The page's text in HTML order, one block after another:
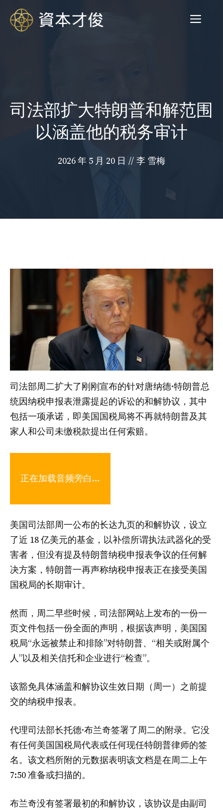
菜
司法部扩大特朗普和解范围
以涵盖他的税务审计
2026 年 5 月 20 日 // 李 雪梅
司法部周二扩大了刚刚宣布的针对唐纳德·特朗普总
统因纳税申报表泄露提起的诉讼的和解协议，其中
包括一项承诺，即美国国税局将不再就特朗普及其
家人和公司未缴税款提出任何索赔。
正在加载音频旁白…
美国司法部周一公布的长达九页的和解协议，设立
了近 18 亿美元的基金，以补偿所谓执法武器化的受
害者，但没有提及特朗普纳税申报表争议的任何解
决方案，特朗普一再声称纳税申报表正在接受美国
国税局的长期审计。
然而，周二早些时候，司法部网站上发布的一份一
页文件包括一份全面的声明，根据该声明，美国国
税局“永远被禁止和排除”对特朗普、“相关或附属个
人”以及相关信托和企业进行“检查”。
该豁免具体涵盖和解协议生效日期（周一）之前提
交的纳税申报表。
代理司法部长托德·布兰奇签署了周二的附录。它没
有任何美国国税局代表或任何现任特朗普律师的签
名。该文档所附的元数据表明该文档是在周二上午
7:50 准备或扫描的。
布兰奇没有签署最初的和解协议，该协议是由副司